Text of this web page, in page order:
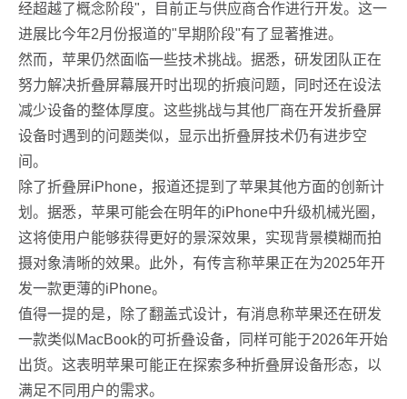
经超越了概念阶段"，目前正与供应商合作进行开发。这一
进展比今年2月份报道的"早期阶段"有了显著推进。
然而，苹果仍然面临一些技术挑战。据悉，研发团队正在
努力解决折叠屏幕展开时出现的折痕问题，同时还在设法
减少设备的整体厚度。这些挑战与其他厂商在开发折叠屏
设备时遇到的问题类似，显示出折叠屏技术仍有进步空
间。
除了折叠屏iPhone，报道还提到了苹果其他方面的创新计
划。据悉，苹果可能会在明年的iPhone中升级机械光圈，
这将使用户能够获得更好的景深效果，实现背景模糊而拍
摄对象清晰的效果。此外，有传言称苹果正在为2025年开
发一款更薄的iPhone。
值得一提的是，除了翻盖式设计，有消息称苹果还在研发
一款类似MacBook的可折叠设备，同样可能于2026年开始
出货。这表明苹果可能正在探索多种折叠屏设备形态，以
满足不同用户的需求。